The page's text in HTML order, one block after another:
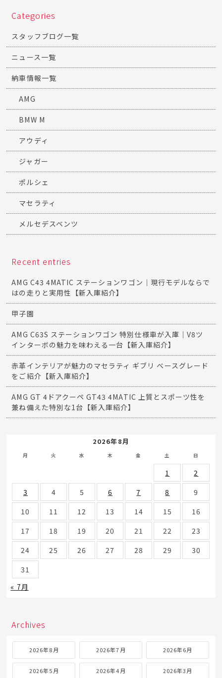
Categories
スタッフブログ一覧
ニュース一覧
納車情報一覧
AMG
BMW M
アウディ
ジャガー
ポルシェ
マセラティ
メルセデスベンツ
Recent entries
AMG C43 4MATIC ステーションワゴン｜現行モデルならで
はの走りと実用性【新入庫紹介】
甲子園
AMG C63S ステーションワゴン 特別仕様車が入庫｜V8ツ
インターボの魅力を味わえる一台【新入庫紹介】
赤革インテリアが魅力のマセラティ ギブリ ベースグレード
をご紹介【新入庫紹介】
AMG GT 4ドアクーペ GT43 4MATIC 上質とスポーツ性を
兼ね備えた特別な1台【新入庫紹介】
2026年8月
月 火 水 木 金 土 日
1
2
3
4 5 6 7 8
9
10
11 12 13 14 15
16
17
18 19 20 21 22
23
24
25 26 27 28 29
30
31
« 7月
Archives
2026年8月 2026年7月 2026年6月
2026年5月 2026年4月 2026年3月